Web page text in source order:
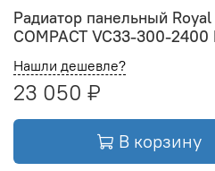
Радиатор панельный
COMPACT VC33-300-2400
Нашли дешевле?
23 050 ₽
В корзину